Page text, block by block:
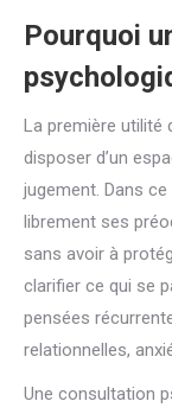
Pourquoi
La première utilité
disposer d’un
jugement. Dans
librement ses
sans avoir à
clarifier ce qui se
pensées
relationnelles,
Une consultation